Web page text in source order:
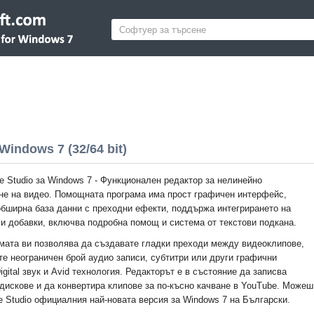
7 (32/64 bit)
Studio за Windows 7 - Функционален редактор за нелинейно
на видео. Помощната програма има прост графичен интерфейс,
база данни с преходни ефекти, поддържа интегрирането на
и добавки, включва подробна помощ и система от текстови подкана.
ви позволява да създавате гладки преходи между видеоклипове,
неограничен брой аудио записи, субтитри или други графични
звук и Avid технология. Редакторът е в състояние да записва
и да конвертира клипове за по-късно качване в YouTube. Можеш
Studio официалния най-новата версия за Windows 7 на Български.